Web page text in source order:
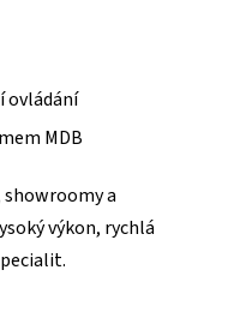
ovládání
MDB
a
výkon, rychlá